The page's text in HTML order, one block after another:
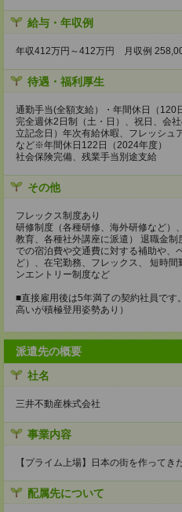
給与・年収例
年収412万円～412万円 月収例
待遇・福利厚生
通勤手当(全額支給）・年間休日（120
完全週休2日制（土・日）、祝日、会
立記念日）年次有給休暇、フレッシュ
など※年間休日122日（2024年度）
社会保険完備、残業手当別途支給
その他
フレックス制度あり
研修制度（各種研修、海外研修など）
教育、各種社外講座に派遣） 退職金
での宿泊費や交通費に対する補助や、
ど）、在宅勤務、フレックス、 短時
ンエントリー制度など
■直接雇用後は5年満了の契約社員で
高いが積極登用姿勢あり）
派遣先の概要
社名
三井不動産株式会社
事業内容
【プライム上場】日本の街を作ってき
配属先について